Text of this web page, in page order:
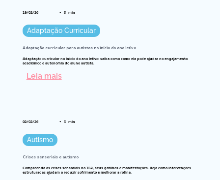
19/02/26 • 3 min
Adaptação Curricular
Adaptação curricular para autistas no início do ano letivo
Adaptação curricular no início do ano letivo: saiba como como ela pode ajudar no engajamento
acadêmico e autonomia do aluno autista.
Leia mais
02/02/26 • 3 min
Autismo
Crises sensoriais e autismo
Compreenda as crises sensoriais no TEA, seus gatilhos e manifestações. Veja como intervenções
estruturadas ajudam a reduzir sofrimento e melhorar a rotina.